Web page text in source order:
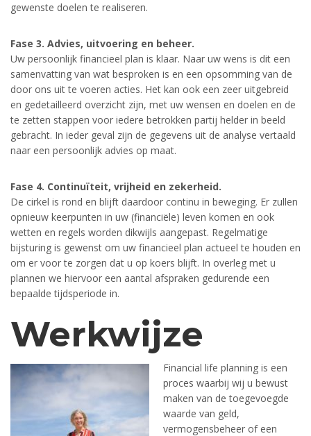
gewenste doelen te realiseren.
Fase 3. Advies, uitvoering en beheer.
Uw persoonlijk financieel plan is klaar. Naar uw wens is dit een
samenvatting van wat besproken is en een opsomming van de
door ons uit te voeren acties. Het kan ook een zeer uitgebreid
en gedetailleerd overzicht zijn, met uw wensen en doelen en de
te zetten stappen voor iedere betrokken partij helder in beeld
gebracht. In ieder geval zijn de gegevens uit de analyse vertaald
naar een persoonlijk advies op maat.
Fase 4. Continuïteit, vrijheid en zekerheid.
De cirkel is rond en blijft daardoor continu in beweging. Er zullen
opnieuw keerpunten in uw (financiële) leven komen en ook
wetten en regels worden dikwijls aangepast. Regelmatige
bijsturing is gewenst om uw financieel plan actueel te houden en
om er voor te zorgen dat u op koers blijft. In overleg met u
plannen we hiervoor een aantal afspraken gedurende een
bepaalde tijdsperiode in.
Werkwijze
Financial life planning is een
proces waarbij wij u bewust
maken van de toegevoegde
waarde van geld,
vermogensbeheer of een